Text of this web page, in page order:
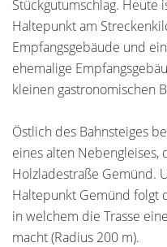
Stückgutumschlag. Heute
Haltepunkt am
Empfangsgebäude und
ehemalige
kleinen gastronomischen
Östlich des Bahnsteiges
eines alten
Holzladestraße Gemünd.
Haltepunkt Gemünd folgt
in welchem die Trasse
macht (Radius 200 m).